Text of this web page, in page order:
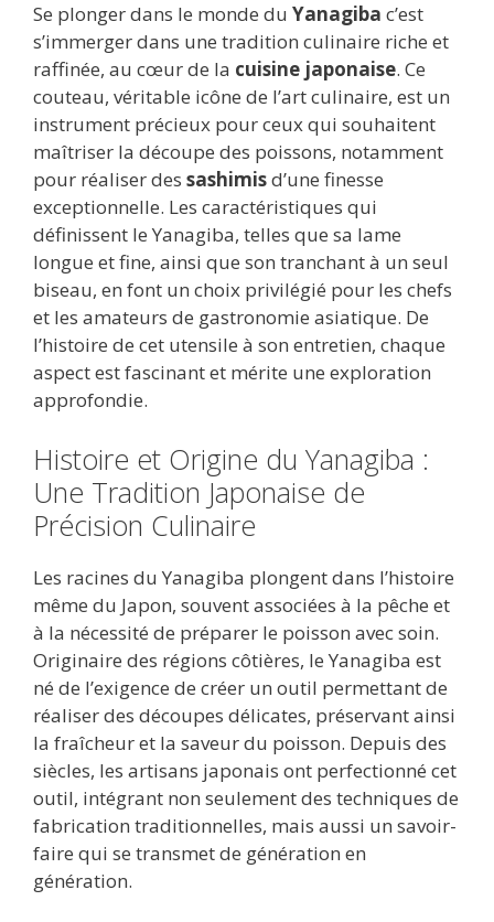
Se plonger dans le monde du Yanagiba c’est
s’immerger dans une tradition culinaire riche et
raffinée, au cœur de la cuisine japonaise. Ce
couteau, véritable icône de l’art culinaire, est un
instrument précieux pour ceux qui souhaitent
maîtriser la découpe des poissons, notamment
pour réaliser des sashimisd’une finesse
exceptionnelle. Les caractéristiques qui
définissent le Yanagiba, telles que sa lame
longue et fine, ainsi que son tranchant à un seul
biseau, en font un choix privilégié pour les chefs
et les amateurs de gastronomie asiatique. De
l’histoire de cet utensile à son entretien, chaque
aspect est fascinant et mérite une exploration
approfondie.
Histoire et Origine du Yanagiba :
Une Tradition Japonaise de
Précision Culinaire
Les racines du Yanagiba plongent dans l’histoire
même du Japon, souvent associées à la pêche et
à la nécessité de préparer le poisson avec soin.
Originaire des régions côtières, le Yanagiba est
né de l’exigence de créer un outil permettant de
réaliser des découpes délicates, préservant ainsi
la fraîcheur et la saveur du poisson. Depuis des
siècles, les artisans japonais ont perfectionné cet
outil, intégrant non seulement des techniques de
fabrication traditionnelles, mais aussi un savoir-
faire qui se transmet de génération en
génération.